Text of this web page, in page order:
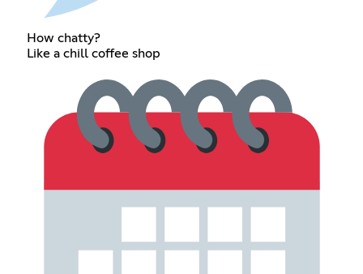
How chatty?
Like a chill coffee shop